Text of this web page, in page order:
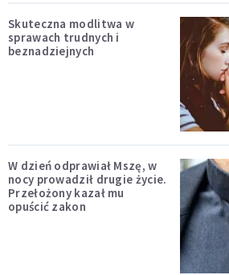
Skuteczna modlitwa w
sprawach trudnych i
beznadziejnych
W dzień odprawiał Mszę, w
nocy prowadził drugie życie.
Przełożony kazał mu
opuścić zakon